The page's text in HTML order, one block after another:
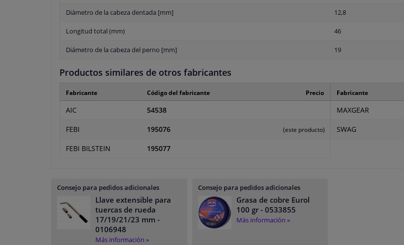
Diámetro de la cabeza dentada [mm] 12,8
Longitud total (mm) 46
Diámetro de la cabeza del perno [mm] 19
Productos similares de otros fabricantes
Fabricante Código del fabricante Precio
AIC 54538
FEBI 195076 (este producto)
FEBI BILSTEIN 195077
Fabricante
MAXGEAR
SWAG
Consejo para pedidos adicionales
Llave extensible para
tuercas de rueda
17/19/21/23 mm -
0106948
Más información »
Consejo para pedidos adicionales
Grasa de cobre Eurol
100 gr- 0533855
Más información »